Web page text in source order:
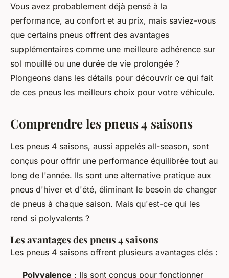
Vous avez probablement déjà pensé à la
performance, au confort et au prix, mais saviez-vous
que certains pneus offrent des avantages
supplémentaires comme une meilleure adhérence sur
sol mouillé ou une durée de vie prolongée ?
Plongeons dans les détails pour découvrir ce qui fait
de ces pneus les meilleurs choix pour votre véhicule.
Comprendre les pneus 4 saisons
Les pneus 4 saisons, aussi appelés all-season, sont
conçus pour offrir une performance équilibrée tout au
long de l'année. Ils sont une alternative pratique aux
pneus d'hiver et d'été, éliminant le besoin de changer
de pneus à chaque saison. Mais qu'est-ce qui les
rend si polyvalents ?
Les avantages des pneus 4 saisons
Les pneus 4 saisons offrent plusieurs avantages clés :
Polyvalence : Ils sont conçus pour fonctionner